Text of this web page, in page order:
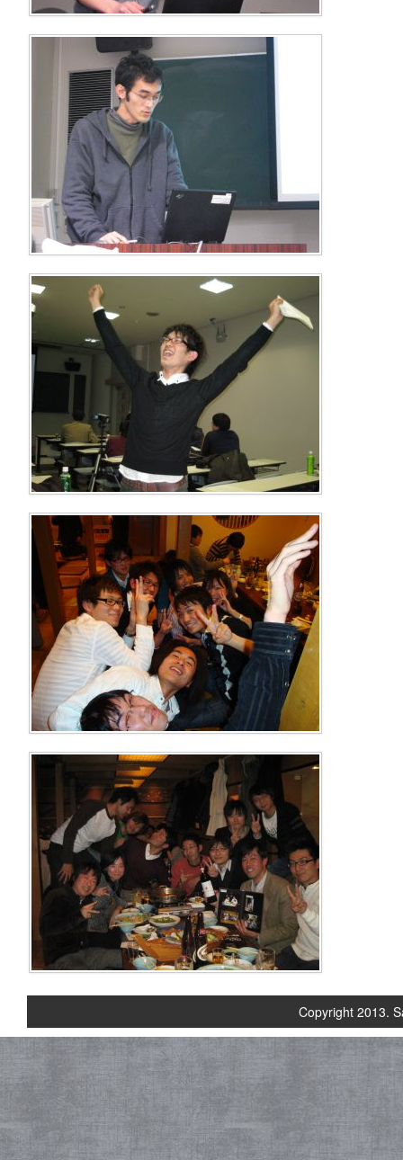
Copyright 2013.